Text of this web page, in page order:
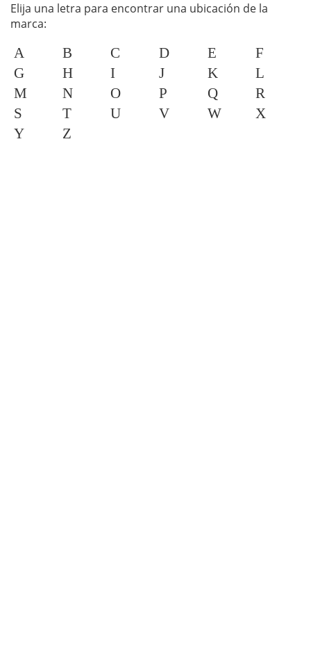
Elija una letra para encontrar una ubicación de la
marca:
A B C D E
F
G
H I J K
L
M
N O P Q
R
S
T U V W
X
Y
Z